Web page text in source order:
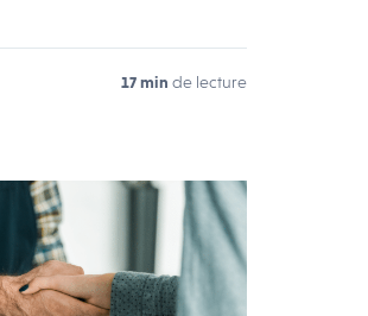
17 min de lecture